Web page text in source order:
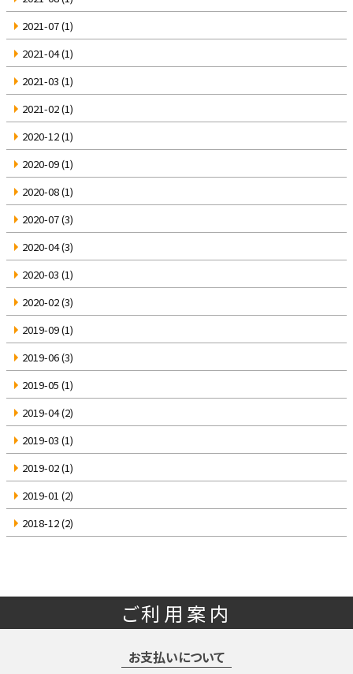
2021-07(1)
2021-04(1)
2021-03 (1)
2021-02(1)
2020-12(1)
2020-09(1)
2020-08(1)
2020-07(3)
2020-04(3)
2020-03 (1)
2020-02(3)
2019-09(1)
2019-06(3)
2019-05 (1)
2019-04(2)
2019-03 (1)
2019-02(1)
2019-01 (2)
2018-12(2)
ご利用案内
お支払いについて